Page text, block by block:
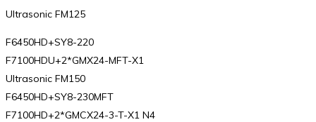
Ultrasonic FM125
F6450HD+SY8-220
F7100HDU+2*GMX24-MFT-X1
Ultrasonic FM150
F6450HD+SY8-230MFT
F7100HD+2*GMCX24-3-T-X1 N4